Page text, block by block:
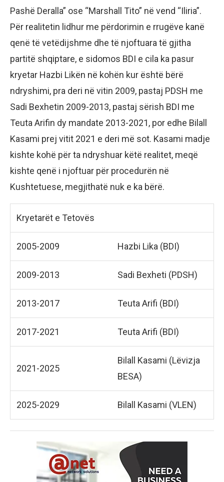
Pashë Deralla” ose “Marshall Tito” në vend “Iliria”.
Për realitetin lidhur me përdorimin e rrugëve kanë
qenë të vetëdijshme dhe të njoftuara të gjitha
partitë shqiptare, e sidomos BDI e cila ka pasur
kryetar Hazbi Likën në kohën kur është bërë
ndryshimi, pra deri në vitin 2009, pastaj PDSH me
Sadi Bexhetin 2009-2013, pastaj sërish BDI me
Teuta Arifin dy mandate 2013-2021, por edhe Bilall
Kasami prej vitit 2021 e deri më sot. Kasami madje
kishte kohë për ta ndryshuar këtë realitet, meqë
kishte qenë i njoftuar për procedurën në
Kushtetuese, megjithatë nuk e ka bërë.
Kryetarët e Tetovës
2005-2009 Hazbi Lika (BDI)
2009-2013 Sadi Bexheti (PDSH)
2013-2017 Teuta Arifi (BDI)
2017-2021 Teuta Arifi (BDI)
2021-2025
Bilall Kasami (Lëvizja
BESA)
2025-2029 Bilall Kasami (VLEN)